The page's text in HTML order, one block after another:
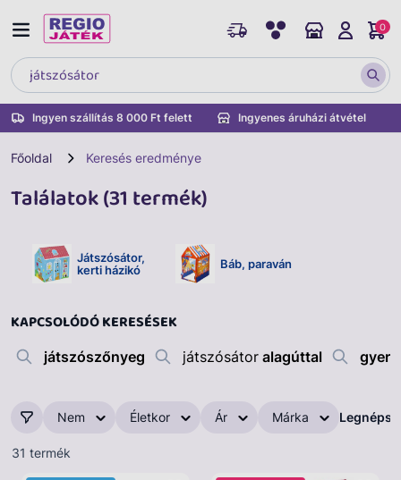
Ingyen szállítás 8 000 Ft felett Ingyenes áruházi átvétel
0
Főoldal Keresés eredménye
Találatok (31 termék)
Játszósátor,
kerti házikó
Báb, paraván
KAPCSOLÓDÓ KERESÉSEK
játszószőnyeg játszósátor alagúttal
Nem Életkor Ár Márka
31 termék